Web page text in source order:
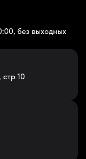
без выходных
10